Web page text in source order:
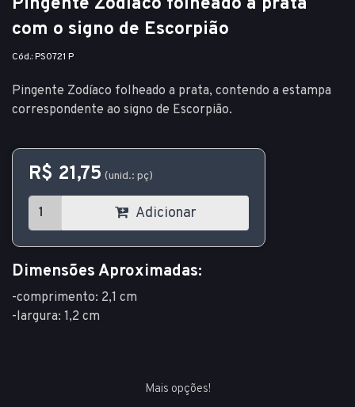
com o signo de Escorpião
Cód.: PS0721 P
Pingente Zodíaco folheado a prata, contendo a estampa
correspondente ao signo de Escorpião.
R$ 21,75 (unid.: pç)
Adicionar
Dimensões Aproximadas:
-comprimento: 2,1 cm
-largura: 1,2 cm
Mais opções!